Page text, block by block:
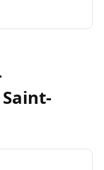
Saint-